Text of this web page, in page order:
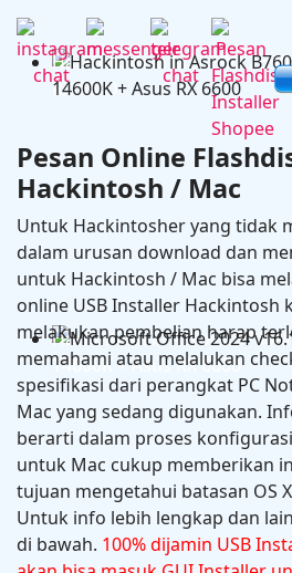
Hackintosh in MSI PRO
RX 6600
Hackintosh in Asrock
14600K + Asus RX 6600
Pesan Online
Hackintosh / Mac
Untuk Hackintosher yang tidak
dalam urusan download dan
untuk Hackintosh / Mac bisa
online USB Installer Hackintosh
melakukan pembelian harap
memahami atau melalukan
spesifikasi dari perangkat PC
Mac yang sedang digunakan.
berarti dalam proses
untuk Mac cukup memberikan
tujuan mengetahui batasan OS
Untuk info lebih lengkap dan
di bawah. 100% dijamin USB